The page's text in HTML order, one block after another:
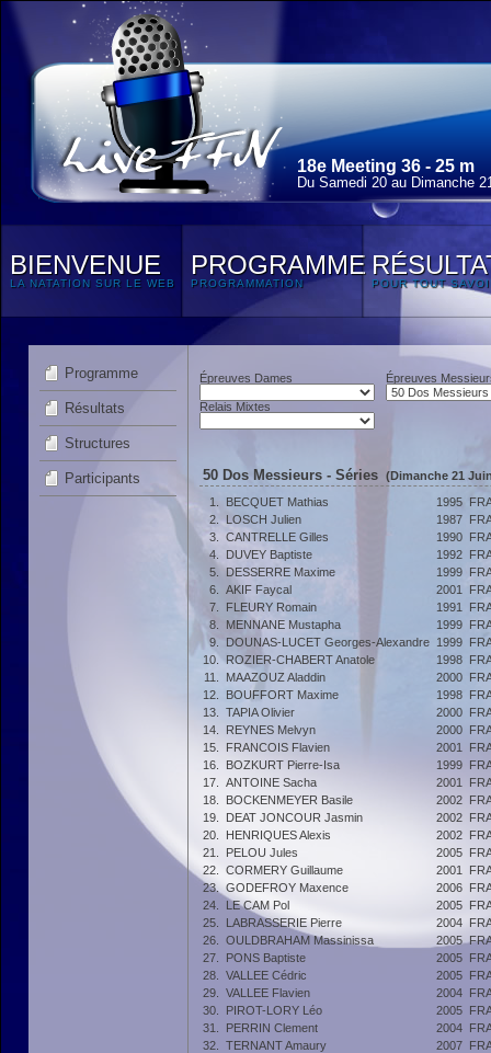
18e Meeting 36 - 25 m
Du Samedi 20 au Dimanche
BIENVENUE
LA NATATION SUR LE WEB
PROGRAMME
PROGRAMMATION POUR TOUT
Programme
Résultats
Structures
Participants
Épreuves Dames Épreuves
Relais Mixtes
50 Dos Messieurs - Séries (Dimanche 21
1.
BECQUET Mathias 1995
2.
LOSCH Julien 1987
3.
CANTRELLE Gilles 1990
4.
DUVEY Baptiste 1992
5.
DESSERRE Maxime 1999
6.
AKIF Faycal 2001
7.
FLEURY Romain 1991
8.
MENNANE Mustapha 1999
9.
DOUNAS-LUCET Georges-Alexandre 1999
10.
ROZIER-CHABERT Anatole 1998
11.
MAAZOUZ Aladdin 2000
12.
BOUFFORT Maxime 1998
13.
TAPIA Olivier 2000
14.
REYNES Melvyn 2000
15.
FRANCOIS Flavien 2001
16.
BOZKURT Pierre-Isa 1999
17.
ANTOINE Sacha 2001
18.
BOCKENMEYER Basile 2002
19.
DEAT JONCOUR Jasmin 2002
20.
HENRIQUES Alexis 2002
21.
PELOU Jules 2005
22.
CORMERY Guillaume 2001
23.
GODEFROY Maxence 2006
24.
LE CAM Pol 2005
25.
LABRASSERIE Pierre 2004
26.
OULDBRAHAM Massinissa 2005
27.
PONS Baptiste 2005
28.
VALLEE Cédric 2005
29.
VALLEE Flavien 2004
30.
PIROT-LORY Léo 2005
31.
PERRIN Clement 2004
32.
TERNANT Amaury 2007